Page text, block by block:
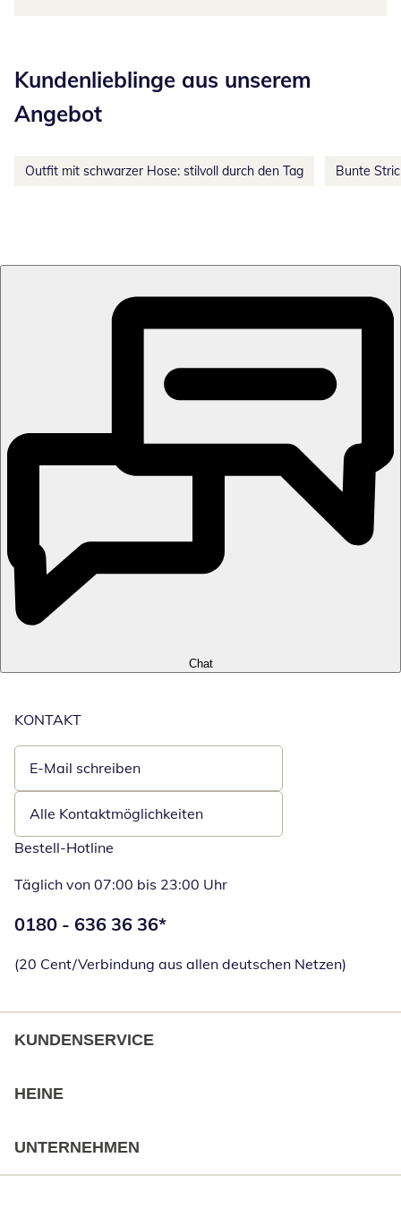
Kundenlieblinge aus unserem
Angebot
Outfit mit schwarzer Hose: stilvoll durch den Tag Bunte
Chat
KONTAKT
E-Mail schreiben
Öffnet E-Mail-Client
Alle Kontaktmöglichkeiten
Bestell-Hotline
Täglich von 07:00 bis 23:00 Uhr
Telefonnummer:
0180 - 636 36 36*
(20 Cent/Verbindung aus allen deutschen Netzen)
KUNDENSERVICE
HEINE
UNTERNEHMEN